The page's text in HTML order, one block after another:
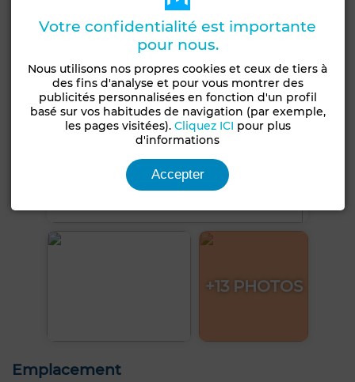
+13 PHOTOS
Emplacement
Votre confidentialité est importante
pour nous.
Nous utilisons nos propres cookies et ceux de tiers à
des fins d'analyse et pour vous montrer des
publicités personnalisées en fonction d'un profil
basé sur vos habitudes de navigation (par exemple,
les pages visitées). Cliquez ICI pour plus
d'informations
Accepter